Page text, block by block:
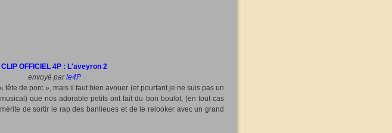
CLIP OFFICIEL 4P : L'aveyron 2
envoyé parle4P
tête de porc », mais il faut bien avouer (et pourtant je ne suis pas un
que nos adorable petits ont fait du bon boulot, (en tout cas
de sortir le rap des banlieues et de le relooker avec un grand